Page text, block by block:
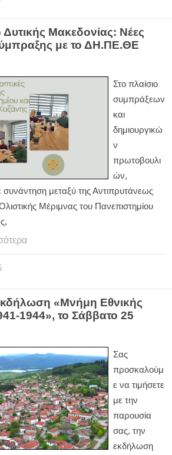
Δυτικής Μακεδονίας: Νέες
με το ΔΗ.ΠΕ.ΘΕ
Στο πλαίσιο
συμπράξεων
και
δημιουργικώ
ν
πρωτοβουλι
ών,
μεταξύ της Αντιπρυτάνεως
Μέριμνας του Πανεπιστημίου
«Μνήμη Εθνικής
1944», το Σάββατο 25
Σας
προσκαλούμ
ε να τιμήσετε
με την
παρουσία
σας, την
εκδήλωση